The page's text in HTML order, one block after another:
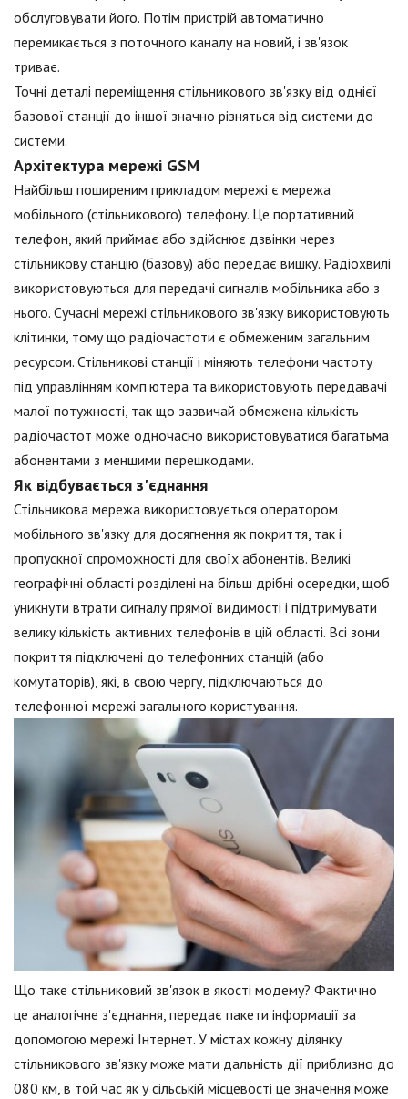
обслуговувати його. Потім пристрій автоматично
перемикається з поточного каналу на новий, і зв'язок
триває.
Точні деталі переміщення стільникового зв'язку від однієї
базової станції до іншої значно різняться від системи до
системи.
Архітектура мережі GSM
Найбільш поширеним прикладом мережі є мережа
мобільного (стільникового) телефону. Це портативний
телефон, який приймає або здійснює дзвінки через
стільникову станцію (базову) або передає вишку. Радіохвилі
використовуються для передачі сигналів мобільника або з
нього. Сучасні мережі стільникового зв'язку використовують
клітинки, тому що радіочастоти є обмеженим загальним
ресурсом. Стільникові станції і міняють телефони частоту
під управлінням комп'ютера та використовують передавачі
малої потужності, так що зазвичай обмежена кількість
радіочастот може одночасно використовуватися багатьма
абонентами з меншими перешкодами.
Як відбувається з'єднання
Стільникова мережа використовується оператором
мобільного зв'язку для досягнення як покриття, так і
пропускної спроможності для своїх абонентів. Великі
географічні області розділені на більш дрібні осередки, щоб
уникнути втрати сигналу прямої видимості і підтримувати
велику кількість активних телефонів в цій області. Всі зони
покриття підключені до телефонних станцій (або
комутаторів), які, в свою чергу, підключаються до
телефонної мережі загального користування.
Що таке стільниковий зв'язок в якості модему? Фактично
це аналогічне з'єднання, передає пакети інформації за
допомогою мережі Інтернет. У містах кожну ділянку
стільникового зв'язку може мати дальність дії приблизно до
080 км, в той час як у сільській місцевості це значення може